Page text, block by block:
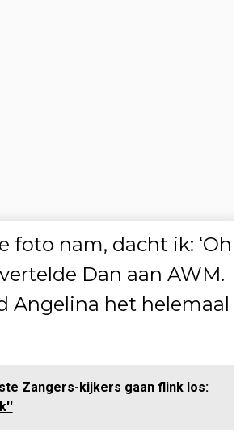
foto nam, dacht ik: ‘Oh
Dan aan AWM.
Angelina het helemaal
Zangers-kijkers gaan flink los: